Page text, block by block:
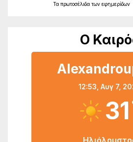
Τα πρωτοσέλιδα των εφημερίδων
Ο
12:53, Αυγ 7,
31